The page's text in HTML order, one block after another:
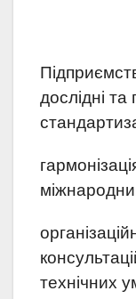
дослідні
технічних